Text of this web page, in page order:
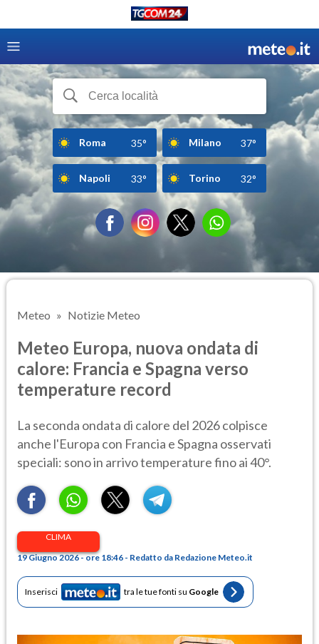
Roma 35° Milano 37°
Napoli 33° Torino 32°
Meteo Notizie Meteo
Meteo Europa, nuova ondata di
calore: Francia e Spagna verso
temperature record
La seconda ondata di calore del 2026 colpisce
anche l'Europa con Francia e Spagna osservati
speciali: sono in arrivo temperature fino ai 40°.
CLIMA
19 Giugno 2026 - ore 18:46 - Redatto da Redazione Meteo.it
Inserisci tra le tue fonti su Google